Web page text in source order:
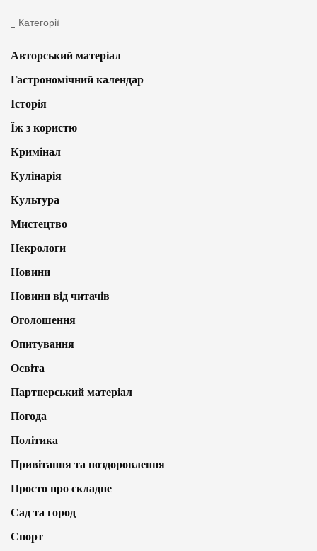
Категорії
Авторський матеріал
Гастрономічний календар
Історія
Їж з користю
Кримінал
Кулінарія
Культура
Мистецтво
Некрологи
Новини
Новини від читачів
Оголошення
Опитування
Освіта
Партнерський матеріал
Погода
Політика
Привітання та поздоровлення
Просто про складне
Сад та город
Спорт